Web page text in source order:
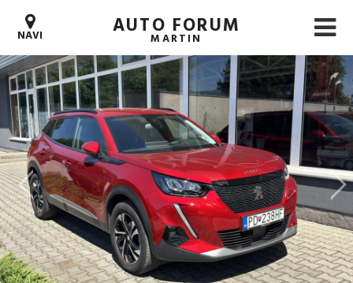
NAVI AUTO FORUM
MARTIN